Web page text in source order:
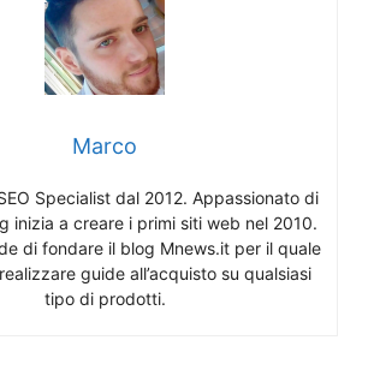
Marco
Specialist dal 2012. Appassionato di
inizia a creare i primi siti web nel 2010.
di fondare il blog Mnews.it per il quale
guide all’acquisto su qualsiasi
tipo di prodotti.